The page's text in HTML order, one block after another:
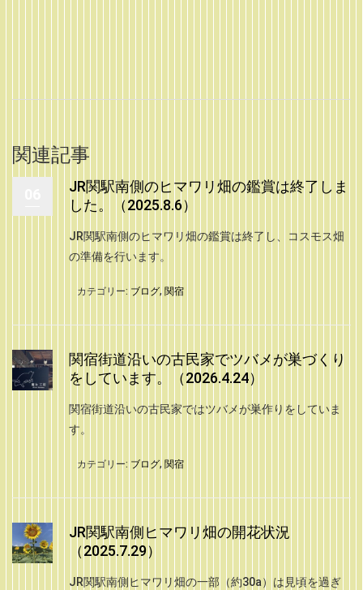
関連記事
JR関駅南側のヒマワリ畑の鑑賞は終了しま
した。（2025.8.6）
JR関駅南側のヒマワリ畑の鑑賞は終了し、コスモス畑
の準備を行います。
カテゴリー: ブログ, 関宿
関宿街道沿いの古民家でツバメが巣づくり
をしています。（2026.4.24）
関宿街道沿いの古民家ではツバメが巣作りをしていま
す。
カテゴリー: ブログ, 関宿
JR関駅南側ヒマワリ畑の開花状況
（2025.7.29）
JR関駅南側ヒマワリ畑の一部（約30a）は見頃を過ぎ